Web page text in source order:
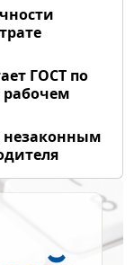
ГОСТ по
незаконным